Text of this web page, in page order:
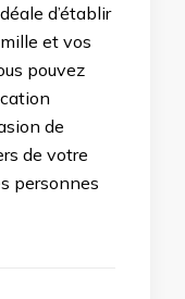
d’établir
et vos
pouvez
de
de votre
personnes